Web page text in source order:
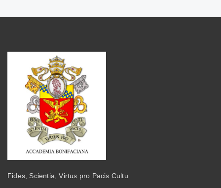
Fides, Scientia, Virtus pro Pacis Cultu